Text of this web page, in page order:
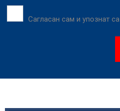
Сагласан сам и упознат са